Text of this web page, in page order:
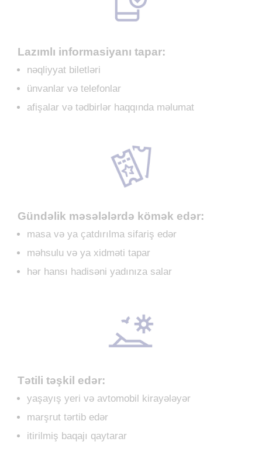
Lazımlı informasiyanı tapar:
nəqliyyat biletləri
ünvanlar və telefonlar
afişalar və tədbirlər haqqında məlumat
Gündəlik məsələlərdə kömək edər:
masa və ya çatdırılma sifariş edər
məhsulu və ya xidməti tapar
hər hansı hadisəni yadınıza salar
Tətili təşkil edər:
yaşayış yeri və avtomobil kirayələyər
marşrut tərtib edər
itirilmiş baqajı qaytarar